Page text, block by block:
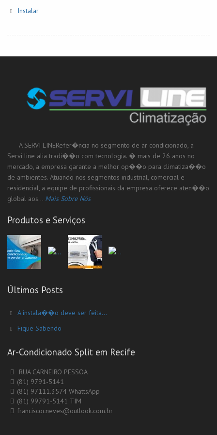
Instalar
A SERVI LINERefer�ncia no segmento de ar condicionado, a
Servi line alia tradi��o com tecnologia. � mais de 26 anos no
mercado, a empresa garante a melhor op��o para climatiza��o
de ambientes. Atuando nos segmentos industrial, comercial e
residencial, a equipe de profissionais da empresa oferece aten��o
global aos... Mais Sobre Nós
Produtos e Serviços
Últimos Posts
A instala��o deve ser feita...
Fique Sabendo
Ar-Condicionado Split em Recife
RUA CARNEIRO PESSOA
(81) 9791-5141
(81) 97111.3574 WhattsApp
(81) 99791-5141 TIM
franciscocneves@outlook.com.br